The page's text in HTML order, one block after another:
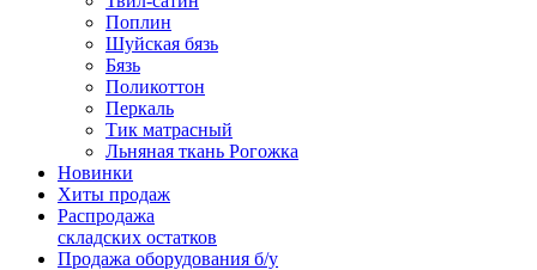
Поплин
Шуйская бязь
Бязь
Поликоттон
Перкаль
Тик матрасный
Льняная ткань Рогожка
Новинки
Хиты продаж
Распродажа
складских остатков
Продажа оборудования б/у